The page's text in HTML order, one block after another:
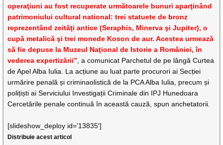
operaţiuni au fost recuperate următoarele bunuri aparţinând
patrimoniului cultural national: trei statuete de bronz
reprezentând zeităţi antice (Seraphis, Minerva şi Jupiter), o
cupă metalică şi trei monede Koson de aur. Acestea urmează
să fie depuse la Muzeul Naţional de Istorie a României, în
vederea expertizării” , a comunicat Parchetul de pe lângă Curtea
de Apel Alba Iulia. La acțiune au luat parte procurori ai Secției
urmărire penală și criminaolistică de la PCA Alba Iulia, precum și
polițiști ai Serviciului Investigații Criminale din IPJ Hunedoara
Cercetările penale continuă în această cauză, spun anchetatorii.
[slideshow_deploy id=’13835′]
Distribuie acest articol